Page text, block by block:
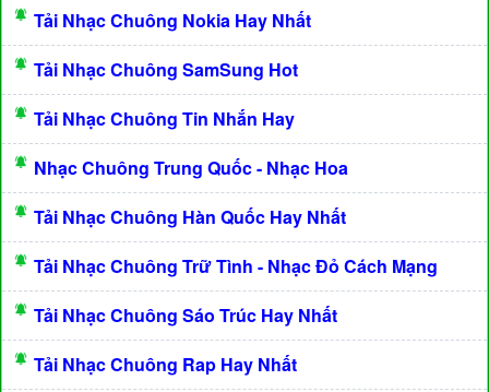
Tải Nhạc Chuông Nokia Hay Nhất
Tải Nhạc Chuông SamSung Hot
Tải Nhạc Chuông Tin Nhắn Hay
Nhạc Chuông Trung Quốc - Nhạc Hoa
Tải Nhạc Chuông Hàn Quốc Hay Nhất
Tải Nhạc Chuông Trữ Tình - Nhạc Đỏ Cách Mạng
Tải Nhạc Chuông Sáo Trúc Hay Nhất
Tải Nhạc Chuông Rap Hay Nhất